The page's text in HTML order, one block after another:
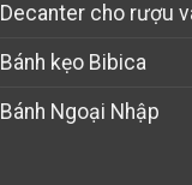
Decanter cho rượu
Bánh kẹo Bibica
Bánh Ngoại Nhập